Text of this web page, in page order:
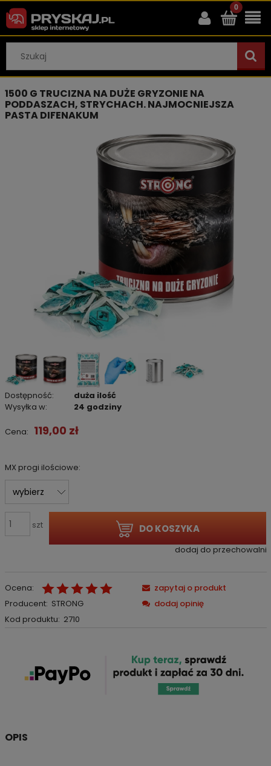
1500 G TRUCIZNA NA DUŻE GRYZONIE NA
PODDASZACH, STRYCHACH. NAJMOCNIEJSZA
PASTA DIFENAKUM
Dostępność:
duża ilość
Wysyłka w:
24 godziny
Cena: 119,00 zł
MX progi ilościowe:
szt DO KOSZYKA
dodaj do przechowalni
Ocena:
Producent: STRONG
Kod produktu: 2710
zapytaj o produkt
dodaj opinię
OPIS